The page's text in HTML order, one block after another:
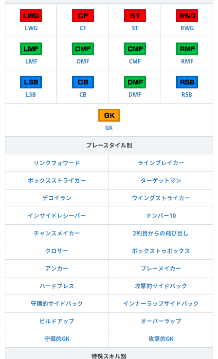
LWG CF ST RWG
LMF OMF CMF RMF
LSB CB DMF RSB
GK
プレースタイル別
リンクフォワード ラインブレイカー
ボックスストライカー ターゲットマン
デコイラン ウイングストライカー
インサイドレシーバー ナンバー10
チャンスメイカー 2列目からの飛び出し
クロサー ボックストゥボックス
アンカー プレーメイカー
ハードプレス 攻撃的サイドバック
守備的サイドバック インナーラップサイドバック
ビルドアップ オーバーラップ
守備的GK 攻撃的GK
特殊スキル別